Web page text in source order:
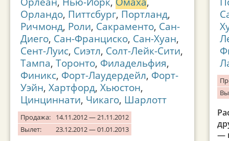
Орландо, Питтсбург, Портланд,
Ричмонд, Роли, Сакраменто, Сан-
Диего, Сан-Франциско, Сан-Хуан,
Сент-Луис, Сиэтл, Солт-Лейк-Сити,
Тампа, Торонто, Филадельфия,
Финикс, Форт-Лаудердейл, Форт-
Уэйн, Хартфорд, Хьюстон,
Цинциннати, Чикаго, Шарлотт
Продажа:
14.11.2012 — 21.11.2012
Вылет:
23.12.2012 — 01.01.2013
—